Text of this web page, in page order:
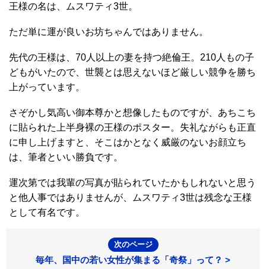
王様の名は、ムスワティ3世。
ただ単に運が良いお坊ちゃんではありません。
先代の王様は、70人以上の妻を持つ絶倫王。210人もの子
どもがいたので、世襲とは思えないほど厳しい競争を勝ち
上がっています。
さぞかし気高い御本尊かと想像したものですが、あちこち
に貼られた上半身裸の王様のポスター。失礼ながらも正直
に申し上げますと、そこはかとなく威厳のないお顔立ち
は、筆者といい勝負です。
運次第では我輩の写真が貼られていたかもしれないと思う
と他人事ではありませんが、ムスワティ3世は残念な王様
として有名です。
次のページ
毎年、国中の若い女性が集まる「奇祭」って？ >